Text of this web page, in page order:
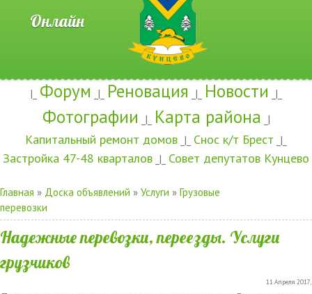
Онлайн
|_ Форум _|_ Реновация _|_ Новости _|_
Фотографии _|_ Карта района _|
Капитальный ремонт домов _|_ Снос к/т Брест _|_
Застройка 47-48 кварталов _|_ Совет депутатов Кунцево
Главная » Доска объявлений » Услуги » Грузовые
перевозки
Надежные перевозки, переезды. Услуги
грузчиков
11 Апреля